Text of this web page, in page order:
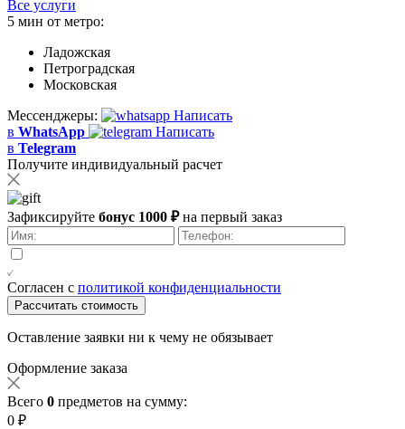
Все услуги
5 мин от метро:
Ладожская
Петроградская
Московская
Мессенджеры:
Написать
в WhatsApp
Написать
в Telegram
Получите индивидуальный расчет
Зафиксируйте бонус 1000 ₽на первый заказ
Согласен с политикой конфиденциальности
Рассчитать стоимость
Оставление заявки ни к чему не обязывает
Оформление заказа
Всего 0 предметов на сумму:
0 ₽